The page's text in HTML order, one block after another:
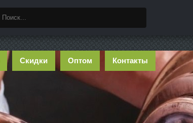
Скидки Оптом Контакты